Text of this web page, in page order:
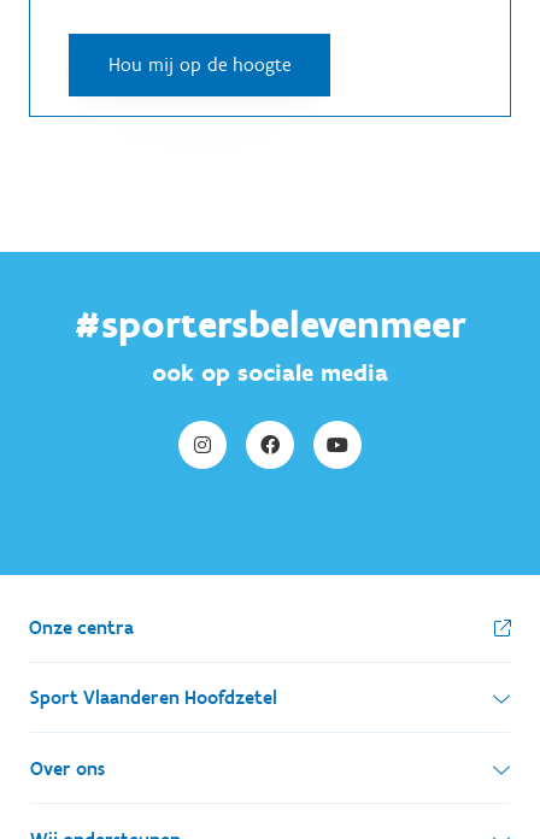
#sportersbelevenmeer
ook op sociale media
Onze centra
Sport Vlaanderen Hoofdzetel
Simon Bolivarlaan 17
1000 Brussel
Over ons
Wie zijn we, wat doen we